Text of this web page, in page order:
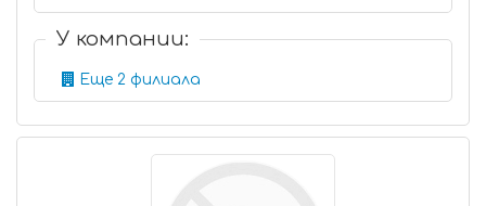
У компании:
Еще 2 филиала